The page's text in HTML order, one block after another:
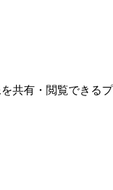
共有・閲覧できる